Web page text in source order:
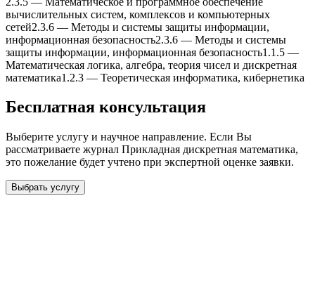
вычислительныx систем, комплексов и компьютерныx
сетей2.3.6 — Методы и системы защиты информации,
информационная безопасность2.3.6 — Методы и системы
защиты информации, информационная безопасность1.1.5 —
Математическая логика, алгебра, теория чисел и дискретная
математика1.2.3 — Теоретическая информатика, кибернетика
Бесплатная консультация
Выберите услугу и научное направление. Если Вы
рассматриваете журнал Прикладная дискретная математика,
это пожелание будет учтено при экспертной оценке заявки.
Выбрать услугу